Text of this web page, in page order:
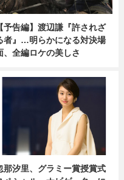
【予告編】渡辺謙『許されざ
者』…明らかになる対決場
、全編ロケの美しさ
那汐里、グラミー賞授賞式